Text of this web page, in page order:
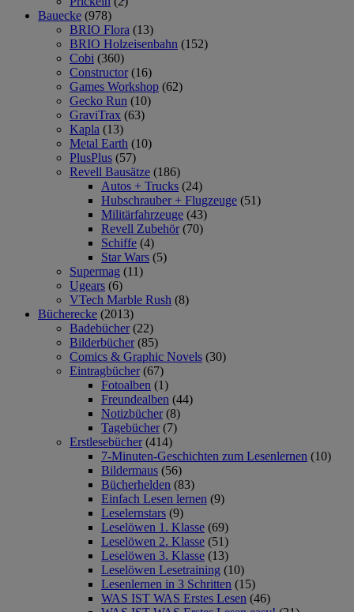
Bauecke (978)
BRIO Flora (13)
BRIO Holzeisenbahn (152)
Cobi (360)
Constructor (16)
Games Workshop (62)
Gecko Run (10)
GraviTrax (63)
Kapla (13)
Metal Earth (10)
PlusPlus (57)
Revell Bausätze (186)
Autos + Trucks (24)
Hubschrauber + Flugzeuge (51)
Militärfahrzeuge (43)
Revell Zubehör (70)
Schiffe (4)
Star Wars (5)
Supermag (11)
Ugears (6)
VTech Marble Rush (8)
Bücherecke (2013)
Badebücher (22)
Bilderbücher (85)
Comics & Graphic Novels (30)
Eintragbücher (67)
Fotoalben (1)
Freundealben (44)
Notizbücher (8)
Tagebücher (7)
Erstlesebücher (414)
7-Minuten-Geschichten zum Lesenlernen (10)
Bildermaus (56)
Bücherhelden (83)
Einfach Lesen lernen (9)
Leselernstars (9)
Leselöwen 1. Klasse (69)
Leselöwen 2. Klasse (51)
Leselöwen 3. Klasse (13)
Leselöwen Lesetraining (10)
Lesenlernen in 3 Schritten (15)
WAS IST WAS Erstes Lesen (46)